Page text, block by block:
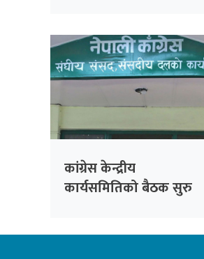
कांग्रेस केन्द्रीय
कार्यसमितिको बैठक सुरु